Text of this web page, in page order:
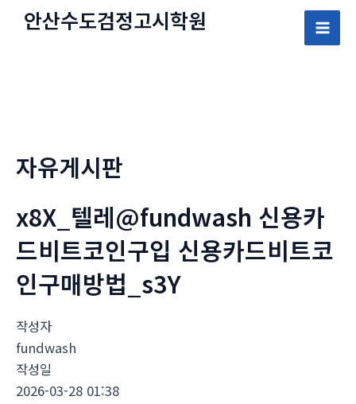
안산수도검정고시학원
Main
자유게시판
x8X_텔레@fundwash 신용카
드비트코인구입 신용카드비트코
인구매방법_s3Y
작성자
fundwash
작성일
2026-03-28 01:38